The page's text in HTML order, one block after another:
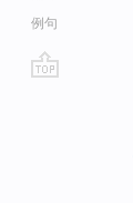
例句